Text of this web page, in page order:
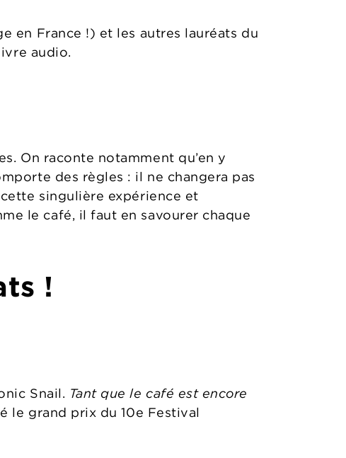
en France !) et les autres lauréats du
audio.
On raconte notamment qu’en y
des règles : il ne changera pas
singulière expérience et
le café, il faut en savourer chaque
!
Snail. Tant que le café est encore
le grand prix du 10e Festival